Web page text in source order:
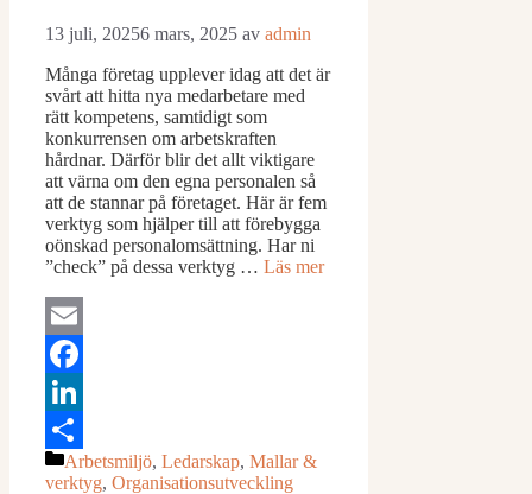
13 juli, 20256 mars, 2025 av admin
Många företag upplever idag att det är
svårt att hitta nya medarbetare med
rätt kompetens, samtidigt som
konkurrensen om arbetskraften
hårdnar. Därför blir det allt viktigare
att värna om den egna personalen så
att de stannar på företaget. Här är fem
verktyg som hjälper till att förebygga
oönskad personalomsättning. Har ni
”check” på dessa verktyg … Läs mer
Email
Facebook
LinkedIn
DelaKategorier
Arbetsmiljö, Ledarskap, Mallar &
verktyg, Organisationsutveckling